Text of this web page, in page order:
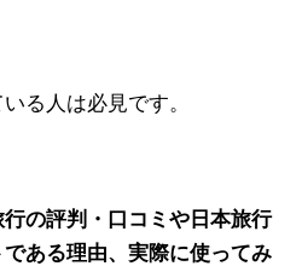
る人は必見です。
行の評判・口コミや日本旅行
ある理由、実際に使ってみ